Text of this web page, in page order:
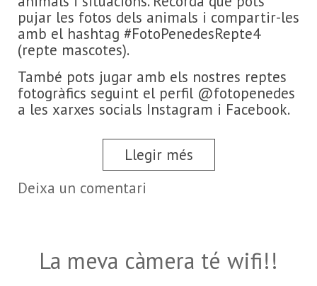
pujar les fotos dels animals i compartir-les
amb el hashtag #FotoPenedesRepte4
(repte mascotes).
També pots jugar amb els nostres reptes
fotogràfics seguint el perfil @fotopenedes
a les xarxes socials Instagram i Facebook.
Llegir més
Deixa un comentari
La meva càmera té wifi!!